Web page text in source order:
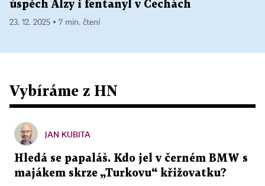
úspěch Alzy i fentanyl v Čechách
23. 12. 2025 ▪ 7 min. čtení
Vybíráme z HN
JAN KUBITA
Hledá se papaláš. Kdo jel v černém BMW s
majákem skrze „Turkovu“ křižovatku?